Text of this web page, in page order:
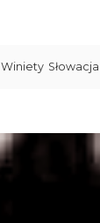
Winiety Słowacja